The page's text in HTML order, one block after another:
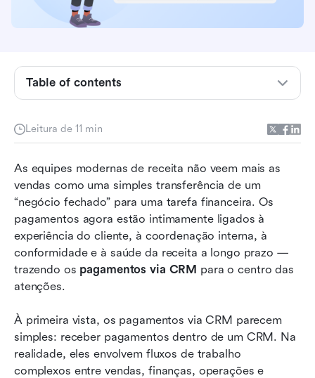
Leitura de 11 min
As equipes modernas de receita não veem mais as
vendas como uma simples transferência de um
“negócio fechado” para uma tarefa financeira. Os
pagamentos agora estão intimamente ligados à
experiência do cliente, à coordenação interna, à
conformidade e à saúde da receita a longo prazo —
trazendo os pagamentos via CRM para o centro das
atenções.
À primeira vista, os pagamentos via CRM parecem
simples: receber pagamentos dentro de um CRM. Na
realidade, eles envolvem fluxos de trabalho
complexos entre vendas, finanças, operações e
Table of contents
Como as equipes lidam com integrações de
pagamento em CRM atualmente
falham em grande escala
Recursos de pagamento de CRM que os
Onde as integrações de pagamento de CRM
Uma abordagem moderna: pagamentos de
CRM com execução em primeiro lugar com
Lark
Como avaliar as ferramentas de pagamento de
CRM antes de se comprometer
Quem se beneficia dos fluxos de pagamento
Conclusão
Perguntas frequentes